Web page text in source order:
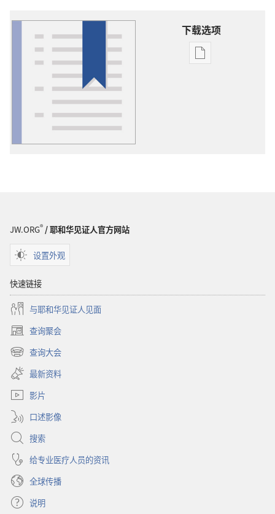
下载选项
出
JW.ORG®/ 耶和华见证人官方网站
设置外观
快速链接
与耶和华见证人见面
查询聚会
（打
开
新
窗
口）
查询大会
（打
开
新
窗
最新资料
影片
口述影像
搜索
给专业医疗人员的资讯
全球传播
说明